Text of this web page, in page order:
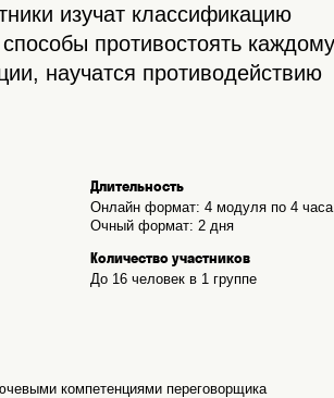
изучат классификацию
противостоять каждому
научатся противодействию
Длительность
Онлайн формат: 4 модуля по 4 часа
Очный формат: 2 дня
Количество участников
До 16 человек в 1 группе
компетенциями переговорщика